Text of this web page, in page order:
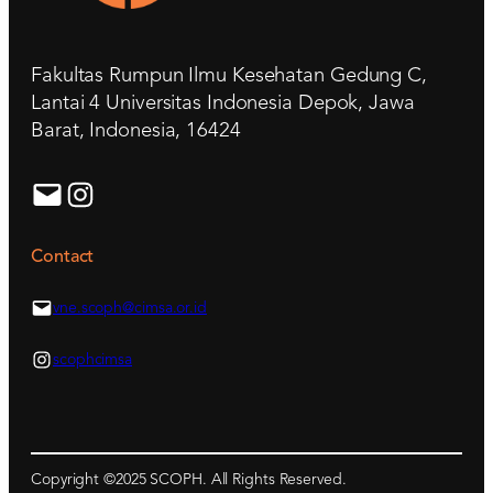
Fakultas Rumpun Ilmu Kesehatan Gedung C,
Lantai 4 Universitas Indonesia Depok, Jawa
Barat, Indonesia, 16424
Contact
vne.scoph@cimsa.or.id
scophcimsa
Copyright ©2025 SCOPH. All Rights Reserved.